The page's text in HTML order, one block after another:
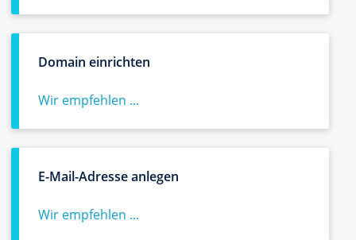
Domain einrichten
Wir empfehlen ...
E-Mail-Adresse anlegen
Wir empfehlen ...